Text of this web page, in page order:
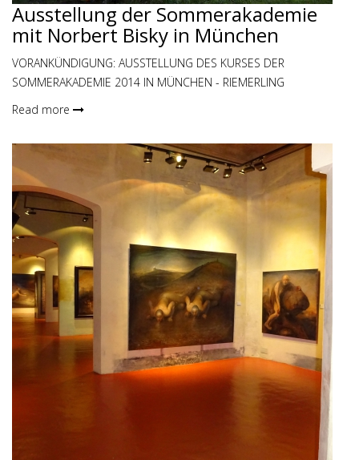
Ausstellung der Sommerakademie
mit Norbert Bisky in München
VORANKÜNDIGUNG: AUSSTELLUNG DES KURSES DER
SOMMERAKADEMIE 2014 IN MÜNCHEN - RIEMERLING
Read more